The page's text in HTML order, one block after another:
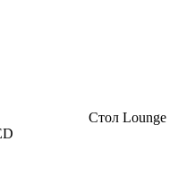
Стол Lounge